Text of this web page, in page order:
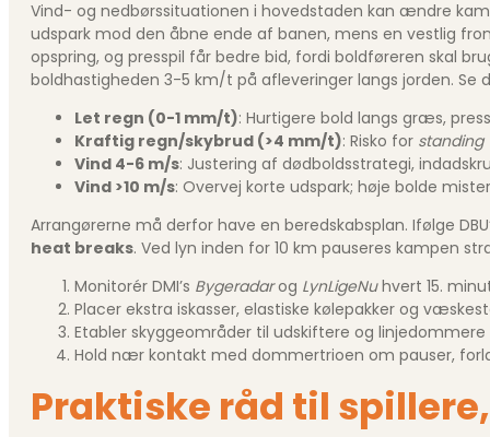
Vind- og nedbørssituationen i hovedstaden kan ændre
udspark mod den åbne ende af banen, mens en vestlig
opspring, og presspil får bedre bid, fordi boldføreren skal
boldhastigheden 3-5 km/t på afleveringer langs jorden. Se
Let regn (0-1 mm/t): Hurtigere bold langs græs,
Kraftig regn/skybrud (>4 mm/t): Risko for standing
Vind 4-6 m/s: Justering af dødboldsstrategi,
Vind >10 m/s: Overvej korte udspark; høje bolde
Arrangørerne må derfor have en beredskabsplan. Ifølge
heat breaks. Ved lyn inden for 10 km pauseres kampen
Monitorér DMI’s Bygeradarog LynLigeNuhvert 15.
Placer ekstra iskasser, elastiske kølepakker og
Etabler skyggeområder til udskiftere og linjedommere
Hold nær kontakt med dommertrioen om pauser,
Praktiske råd til